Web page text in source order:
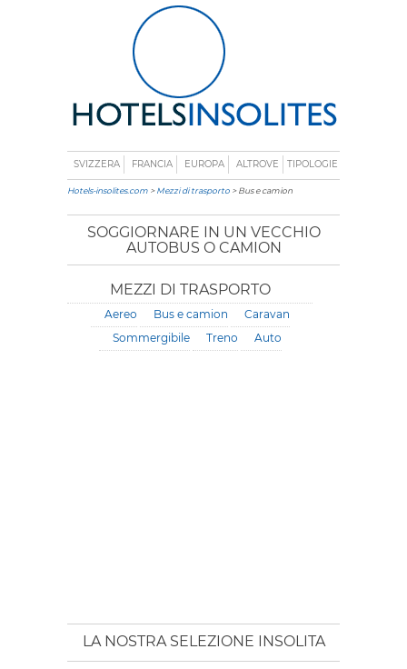
SVIZZERA FRANCIA EUROPA ALTROVE TIPOLOGIE
Hotels-insolites.com >Mezzi di trasporto > Bus e camion
SOGGIORNARE IN UN VECCHIO
AUTOBUS O CAMION
MEZZI DI TRASPORTO
Aereo Bus e camion
Caravan
Sommergibile
Treno Auto
LA NOSTRA SELEZIONE INSOLITA